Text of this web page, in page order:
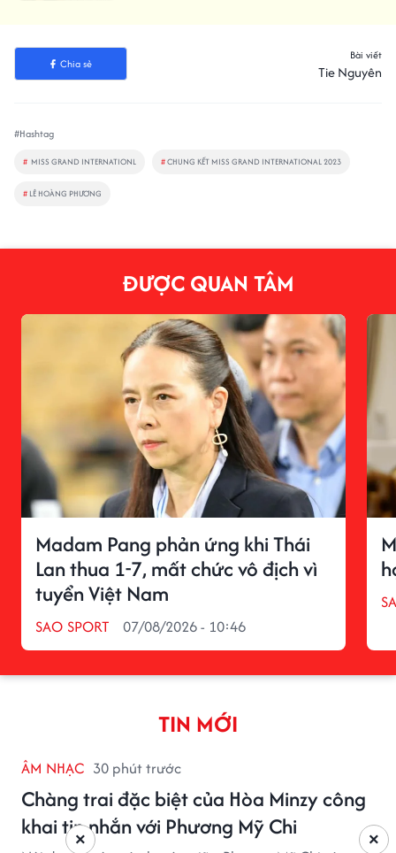
Chia sẻ
Bài viết
Tie Nguyên
#Hashtag
# MISS GRAND INTERNATIONL #CHUNG KẾT MISS GRAND INTERNATIONAL 2023
# LÊ HOÀNG PHƯƠNG
ĐƯỢC QUAN TÂM
Madam Pang phản ứng khi Thái
Lan thua 1-7, mất chức vô địch vì
tuyển Việt Nam
SAO SPORT 07/08/2026 - 10:46
TIN MỚI
ÂM NHẠC 30 phút trước
Chàng trai đặc biệt của Hòa Minzy công
khai tin nhắn với Phương Mỹ Chi
×
×